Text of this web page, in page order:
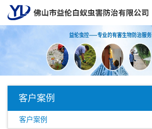
客户案例
客户案例